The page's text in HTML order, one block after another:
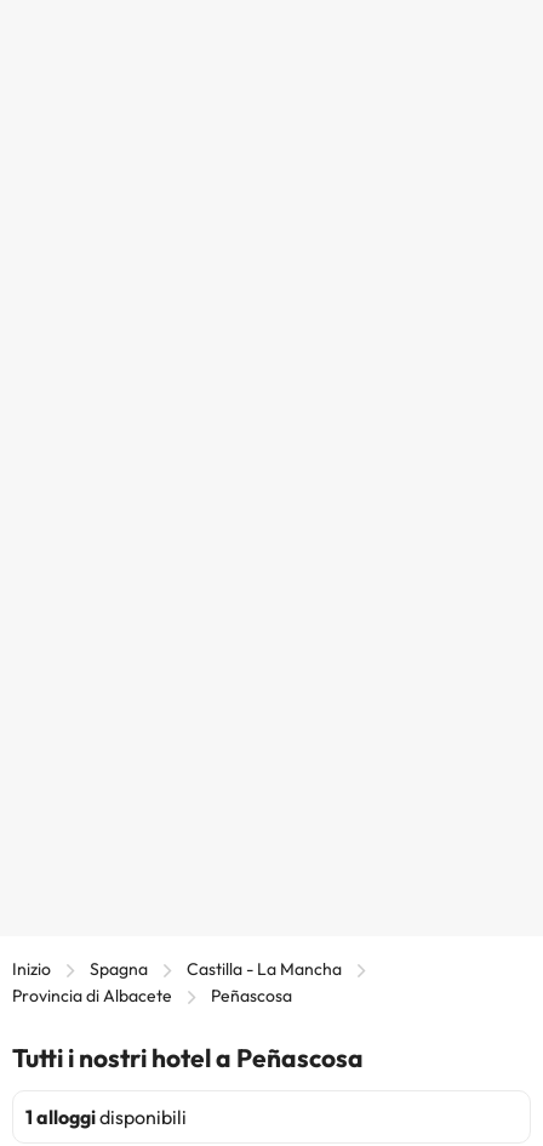
Inizio Spagna
Castilla - La Mancha
Provincia di Albacete
Peñascosa
Tutti i nostri hotel a Peñascosa
1 alloggidisponibili